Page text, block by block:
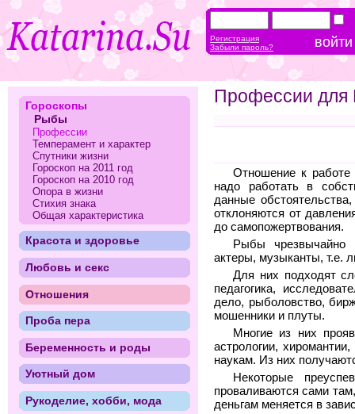
Профессии для
Отношение к работе
надо работать в
данные
отклоняются от
до самопожертвования.
Рыбы чрезвычайно
актеры, музыканты, т.е.
Для них подходят
педагогика,
дело, рыболовство,
мошенники и плуты.
Многие из них
астрологии,
наукам. Из них
Некоторые
проваливаются сами
деньгам меняется в
Гороскопы
Рыбы
Профессии
Темперамент и характер
Спутники жизни
Гороскоп на 2011 год
Гороскоп на 2010 год
Опора в жизни
Стихия знака
Общая характеристика
Красота и здоровье
Любовь и секс
Отношения
Проба пера
Беременность и роды
Уютный дом
Рукоделие, хобби, мода
Регистрация
Забыли пароль?